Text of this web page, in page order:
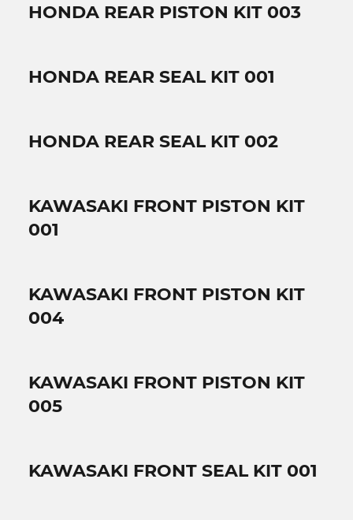
HONDA REAR PISTON KIT 003
HONDA REAR SEAL KIT 001
HONDA REAR SEAL KIT 002
KAWASAKI FRONT PISTON KIT
001
KAWASAKI FRONT PISTON KIT
004
KAWASAKI FRONT PISTON KIT
005
KAWASAKI FRONT SEAL KIT 001